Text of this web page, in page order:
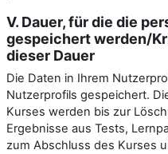
V. Dauer, für die die
gespeichert werden/
dieser Dauer
Die Daten in Ihrem
Nutzerprofils gespeichert.
Kurses werden bis zur
Ergebnisse aus Tests,
zum Abschluss des Kurses